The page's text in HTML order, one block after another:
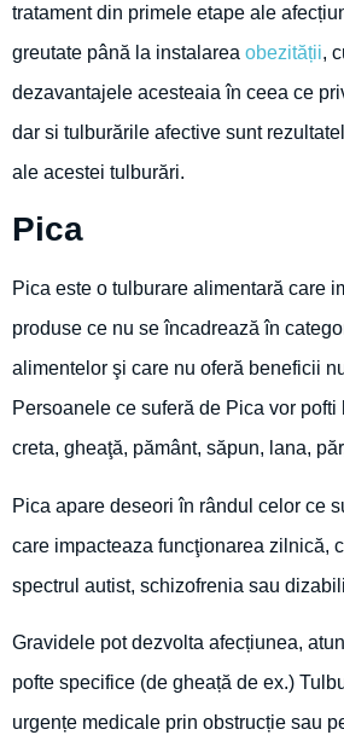
tratament din primele etape ale
greutate până la instalarea obezității,
dezavantajele acesteaia în ceea ce
dar si tulburările afective sunt
ale acestei tulburări.
Pica
Pica este o tulburare alimentară care
produse ce nu se încadrează în
alimentelor şi care nu oferă beneficii
Persoanele ce suferă de Pica vor
creta, gheaţă, pământ, săpun, lana,
Pica apare deseori în rândul celor ce
care impacteaza funcţionarea zilnică,
spectrul autist, schizofrenia sau
Gravidele pot dezvolta afecțiunea,
pofte specifice (de gheață de ex.)
urgențe medicale prin obstrucție sau